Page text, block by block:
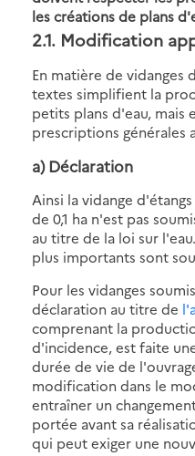
les créations de plans
2.1. Modification
En matière de vidanges
textes simplifient la
petits plans d'eau, mais
prescriptions générales
a) Déclaration
Ainsi la vidange
de 0,1 ha n'est pas
au titre de la loi sur
plus importants sont
Pour les vidanges
déclaration au titre de
comprenant la
d'incidence, est faite
durée de vie de
modification dans le
entraîner un
portée avant sa
qui peut exiger une